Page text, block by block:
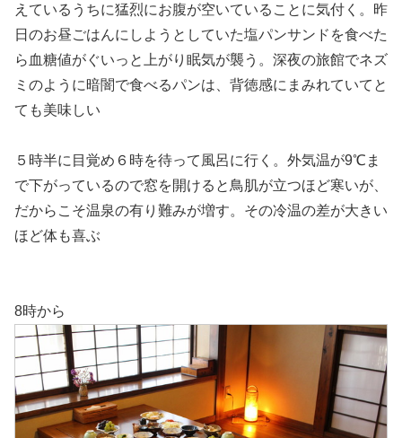
えているうちに猛烈にお腹が空いていることに気付く。昨
日のお昼ごはんにしようとしていた塩パンサンドを食べた
ら血糖値がぐいっと上がり眠気が襲う。深夜の旅館でネズ
ミのように暗闇で食べるパンは、背徳感にまみれていてと
ても美味しい
５時半に目覚め６時を待って風呂に行く。外気温が9℃ま
で下がっているので窓を開けると鳥肌が立つほど寒いが、
だからこそ温泉の有り難みが増す。その冷温の差が大きい
ほど体も喜ぶ
8時から